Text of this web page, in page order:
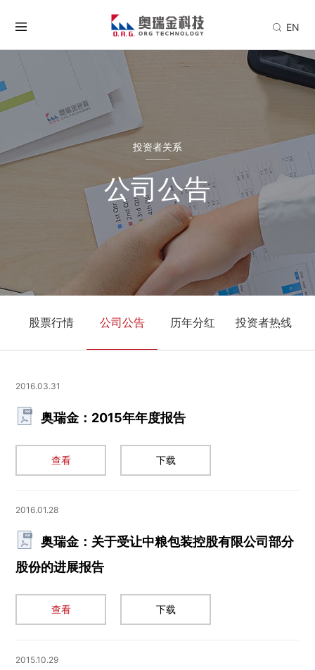
EN
投资者关系
公司公告
股票行情 公司公告 历年分红 投资者热线
2016.03.31
奥瑞金：2015年年度报告
查看 下载
2016.01.28
奥瑞金：关于受让中粮包装控股有限公司部分
股份的进展报告
查看 下载
2015.10.29